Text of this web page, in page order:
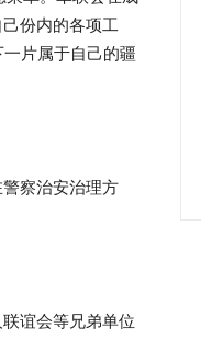
份内的各项工
片属于自己的疆
察治安治理方
谊会等兄弟单位